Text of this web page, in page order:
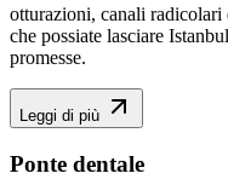
otturazioni, canali
che possiate lasciare
promesse.
Leggi di più
Ponte dentale